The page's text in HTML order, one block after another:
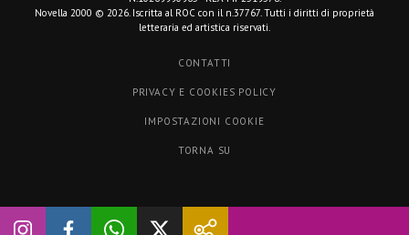
Novella 2000 © 2026. Iscritta al ROC con il n.37767. Tutti i diritti di proprietà
letteraria ed artistica riservati.
CONTATTI
PRIVACY E COOKIES POLICY
IMPOSTAZIONI COOKIE
TORNA SU